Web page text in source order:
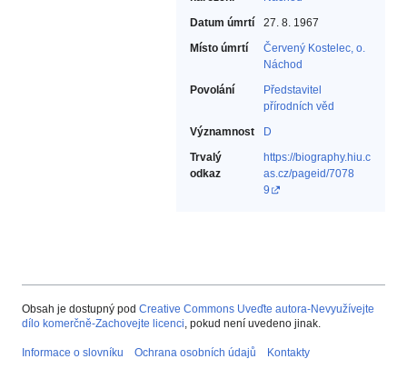
Datum úmrtí
27. 8. 1967
Místo úmrtí
Červený Kostelec, o.
Náchod
Povolání
Představitel
přírodních věd‎
Významnost
D
Trvalý
odkaz
https://biography.hiu.c
as.cz/pageid/7078
9
Obsah je dostupný pod Creative Commons Uveďte autora-Nevyužívejte
dílo komerčně-Zachovejte licenci, pokud není uvedeno jinak.
Informace o slovníku Ochrana osobních údajů Kontakty